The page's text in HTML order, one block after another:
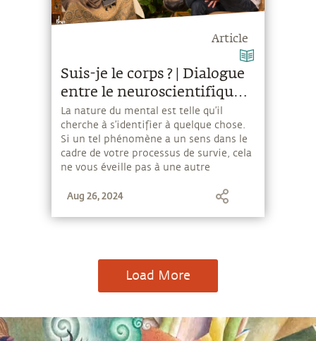
Article
Suis-je le corps ? | Dialogue
entre le neuroscientifique
David Eagleman et
Sadhguru
La nature du mental est telle qu’il
cherche à s’identifier à quelque chose.
Si un tel phénomène a un sens dans le
cadre de votre processus de survie, cela
ne vous éveille pas à une autre
important est de ne pas s’identifier à
Aug 26, 2024
Load More